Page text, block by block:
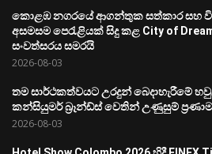
කොළඹ නගරයේ ආගන්තුක සත්කාර සහ
අසමසම පෙරැළියක් සිදු කළ City of
සංවත්සරය සමරයි
2026-08-03
තම සාර්ථකත්වයට උරදුන් බෙදාහැරීමේ
කන්සියුමර් බ්‍රෑන්ඩ්ස් වෙතින් උණුසුම් ප්‍රණාම
2026-08-03